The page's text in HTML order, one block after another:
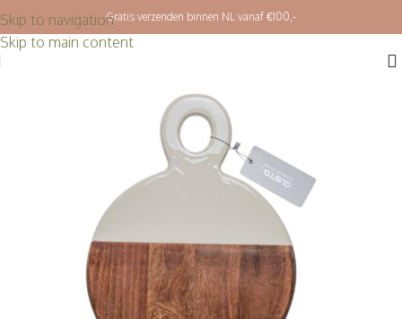
Skip to navigation
Skip to main content
Gratis verzenden binnen NL vanaf €100,-